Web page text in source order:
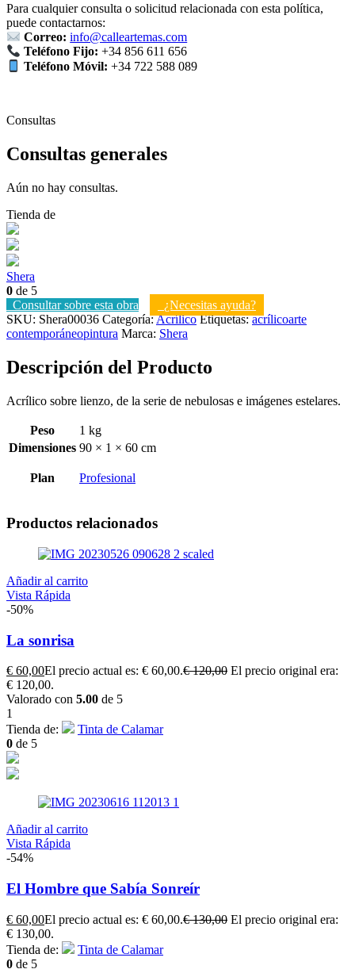
Para cualquier consulta o solicitud relacionada con esta política,
puede contactarnos:
Correo: info@calleartemas.com
Teléfono Fijo: +34 856 611 656
Teléfono Móvil: +34 722 588 089
Consultas
Consultas generales
Aún no hay consultas.
Tienda de
Shera
0 de 5
Consultar sobre esta obra
¿Necesitas ayuda?
SKU: Shera00036 Categoría:Acrílico Etiquetas:acrílicoarte
contemporáneopintura Marca: Shera
Descripción del Producto
Acrílico sobre lienzo, de la serie de nebulosas e imágenes estelares.
Peso
1 kg
Dimensiones 90 × 1 × 60 cm
Plan Profesional
Productos relacionados
Añadir al carrito
Vista Rápida
-50%
La sonrisa
€ 60,00El precio actual es: € 60,00.€120,00 El precio original era:
€ 120,00.
Valorado con 5.00 de 5
1
Tienda de:
Tinta de Calamar
0 de 5
Añadir al carrito
Vista Rápida
-54%
El Hombre que Sabía Sonreír
€ 60,00El precio actual es: € 60,00.€130,00 El precio original era:
€ 130,00.
Tienda de:
Tinta de Calamar
0 de 5